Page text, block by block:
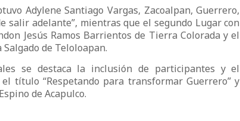
Adylene Santiago Vargas, Zacoalpan, Guerrero,
salir adelante”, mientras que el segundo Lugar con
Jesús Ramos Barrientos de Tierra Colorada y el
de Teloloapan.
se destaca la inclusión de participantes y el
título “Respetando para transformar Guerrero” y
de Acapulco.